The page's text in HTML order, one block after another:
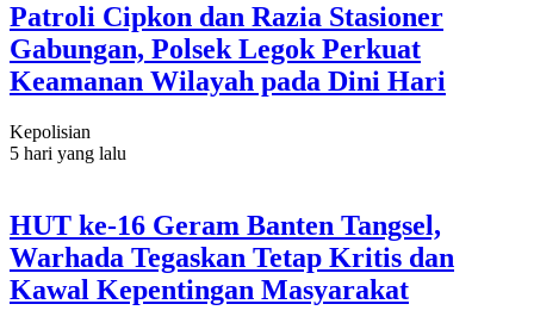
Patroli Cipkon dan Razia Stasioner
Gabungan, Polsek Legok Perkuat
Keamanan Wilayah pada Dini Hari
Kepolisian
5 hari yang lalu
HUT ke-16 Geram Banten Tangsel,
Warhada Tegaskan Tetap Kritis dan
Kawal Kepentingan Masyarakat